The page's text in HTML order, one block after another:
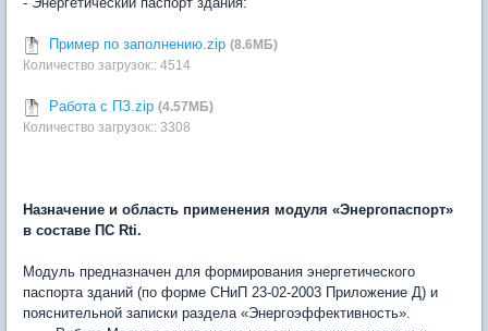
Пример по заполнению.zip (8.6МБ)
Количество загрузок:: 4514
Работа с ПЗ.zip (4.57МБ)
Количество загрузок:: 3308
Назначение и область применения модуля «Энергопаспорт»
в составе ПС Rti.
Модуль предназначен для формирования энергетического
паспорта зданий (по форме СНиП 23-02-2003 Приложение Д) и
пояснительной записки раздела «Энергоэффективность».